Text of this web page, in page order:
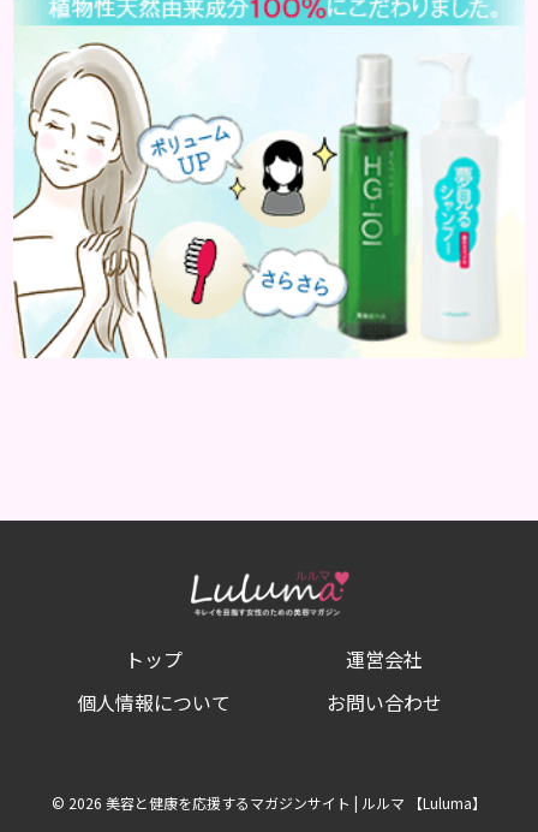
トップ
運営会社
個人情報について
お問い合わせ
© 2026 美容と健康を応援するマガジンサイト | ルルマ 【Luluma】